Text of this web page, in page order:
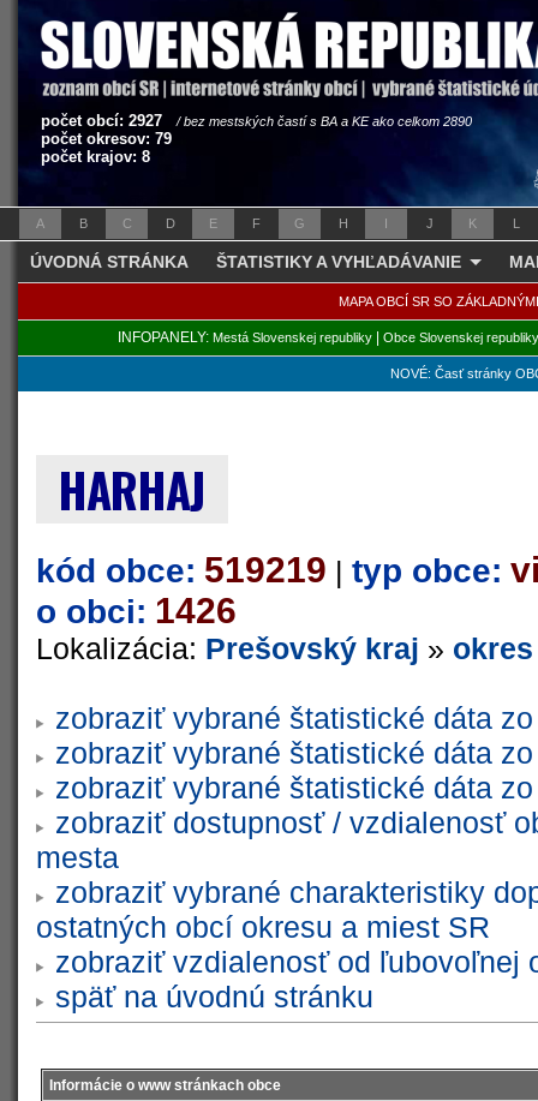
počet obcí: 2927 / bez mestských častí s BA a KE ako celkom 2890
počet okresov: 79
počet krajov: 8
A B C D E F G H I J K L
ÚVODNÁ STRÁNKA ŠTATISTIKY A VYHĽADÁVANIE
MAPA OBCÍ SR SO
INFOPANELY: Mestá Slovenskej republiky| Obce Slovenskej republiky
NOVÉ: Časť stránky
HARHAJ
kód obce: 519219 | typ obce:
o obci: 1426
Lokalizácia: Prešovský kraj »
zobraziť vybrané štatistické dáta
zobraziť vybrané štatistické dáta
zobraziť vybrané štatistické dáta
zobraziť dostupnosť / vzdialenosť
mesta
zobraziť vybrané charakteristiky
ostatných obcí okresu a miest SR
zobraziť vzdialenosť od ľubovoľnej
späť na úvodnú stránku
Informácie o www stránkach obce